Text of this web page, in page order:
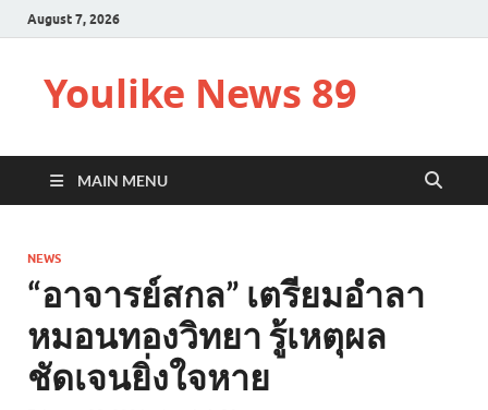
August 7, 2026
Youlike News 89
MAIN MENU
NEWS
“อาจารย์สกล” เตรียมอำลา
หมอนทองวิทยา รู้เหตุผล
ชัดเจนยิ่งใจหาย